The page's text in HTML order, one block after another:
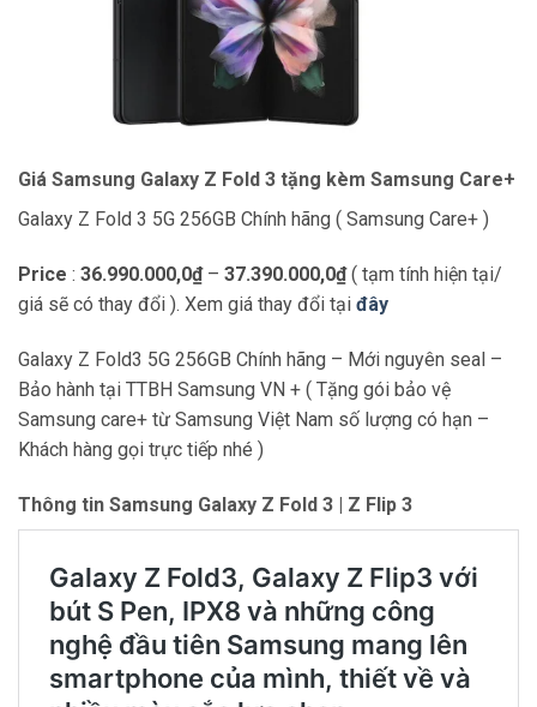
Giá Samsung Galaxy Z Fold 3 tặng kèm Samsung Care+
Galaxy Z Fold 3 5G 256GB Chính hãng ( Samsung Care+ )
Price : 36.990.000,0₫– 37.390.000,0₫( tạm tính hiện tại/
giá sẽ có thay đổi ). Xem giá thay đổi tại đây
Galaxy Z Fold3 5G 256GB Chính hãng – Mới nguyên seal –
Bảo hành tại TTBH Samsung VN + ( Tặng gói bảo vệ
Samsung care+ từ Samsung Việt Nam số lượng có hạn –
Khách hàng gọi trực tiếp nhé )
Thông tin Samsung Galaxy Z Fold 3 | Z Flip 3